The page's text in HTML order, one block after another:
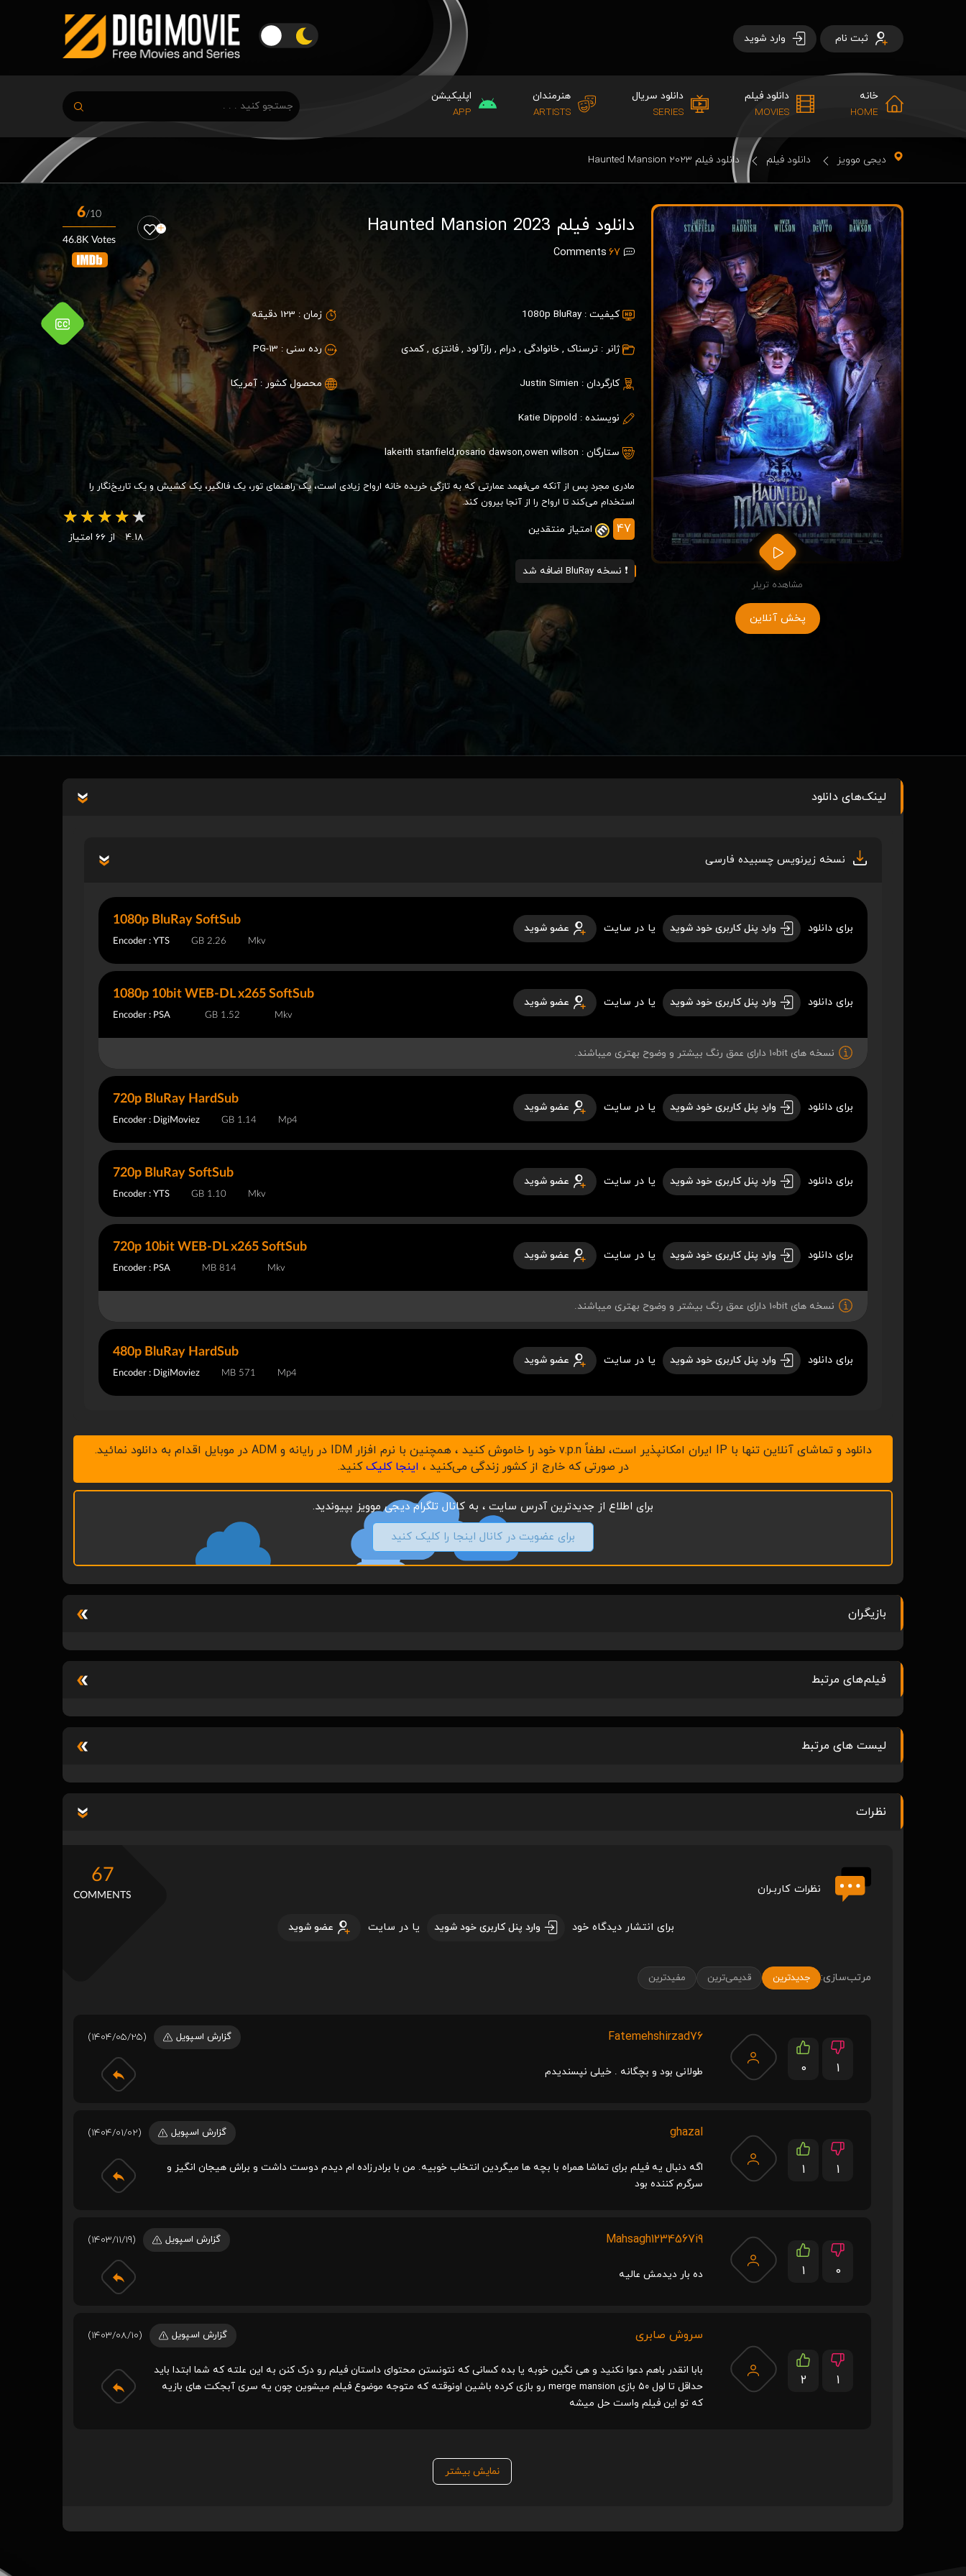
ثبت نام وارد شوید
خانه
HOME
دانلود فیلم
MOVIES
دانلود سریال
SERIES
هنرمندان
ARTISTS
اپلیکیشن
APP
دیجی موویز دانلود فیلم دانلود فیلم Haunted Mansion 2023
مشاهده تریلر
پخش آنلاین
6/10
46.8K Votes
دانلود فیلم Haunted Mansion 2023
67
Comments
کیفیت : 1080p BluRay زمان : 123 دقیقه
ژانر : ترسناک ,خانوادگی ,درام , رازآلود ,فانتزی ,کمدی رده سنی : PG-13
کارگردان : Justin Simien محصول کشور : آمریکا
نویسنده : Katie Dippold
ستارگان : lakeith stanfield,rosario dawson,owen wilson
مادری مجرد پس از آنکه می‌فهمد عمارتی که به تازگی خریده خانه ارواح زیادی است، یک راهنمای تور، یک فالگیر، یک کشیش و یک تاریخ‌نگار را
استخدام می‌کند تا ارواح را از آنجا بیرون کند.
47 امتیاز منتقدین
4.18 از 66 امتیاز
❗️ نسخه BluRay اضافه شد
لینک‌های دانلود
نسخه زیرنویس چسبیده فارسی
برای دانلود وارد پنل کاربری خود شوید یا در سایت عضو شوید
1080p BluRay SoftSub
Encoder : YTS 2.26 GB Mkv
برای دانلود وارد پنل کاربری خود شوید یا در سایت عضو شوید
1080p 10bit WEB-DL x265 SoftSub
Encoder : PSA 1.52 GB Mkv
نسخه های 10bit دارای عمق رنگ بیشتر و وضوح بهتری میباشند.
برای دانلود وارد پنل کاربری خود شوید یا در سایت عضو شوید
720p BluRay HardSub
Encoder : DigiMoviez 1.14 GB Mp4
برای دانلود وارد پنل کاربری خود شوید یا در سایت عضو شوید
720p BluRay SoftSub
Encoder : YTS 1.10 GB Mkv
برای دانلود وارد پنل کاربری خود شوید یا در سایت عضو شوید
720p 10bit WEB-DL x265 SoftSub
Encoder : PSA 814 MB Mkv
نسخه های 10bit دارای عمق رنگ بیشتر و وضوح بهتری میباشند.
برای دانلود وارد پنل کاربری خود شوید یا در سایت عضو شوید
480p BluRay HardSub
Encoder : DigiMoviez 571 MB Mp4
دانلود و تماشای آنلاین تنها با IP ایران امکانپذیر است، لطفاً v.p.n خود را خاموش کنید ، همچنین با نرم افزار IDM در رایانه و ADM در موبایل اقدام به دانلود نمائید.
در صورتی که خارج از کشور زندگی می‌کنید ، اینجا کلیککنید.
برای اطلاع از جدیدترین آدرس سایت ، به کانال تلگرام دیجی موویز بپیوندید.
برای عضویت در کانال اینجا را کلیک کنید
بازیگران
فیلم‌های مرتبط
لیست های مرتبط
نظرات
نظرات کاربـران
67
COMMENTS
برای انتشار دیدگاه خود وارد پنل کاربری خود شوید یا در سایت عضو شوید
مرتب‌سازی: جدیدترین قدیمی‌ترین مفیدترین
0 1
Fatemehshirzad76 گزارش اسپویل (1404/05/25)
طولانی بود و بچگانه . خیلی نپسندیدم
1 1
ghazal گزارش اسپویل (1404/01/02)
اگه دنبال یه فیلم برای تماشا همراه با بچه ها میگردین انتخاب خوبیه. من با برادرزاده ام دیدم دوست داشت و براش هیجان انگیز و
سرگرم کننده بود
1 0
Mahsagh1234567i9 گزارش اسپویل (1403/11/19)
ده بار دیدمش عالیه
2 1
سروش صابری گزارش اسپویل (1403/08/10)
بابا انقدر باهم دعوا نکنید و هی نگین خوبه یا بده کسانی که نتونستن محتوای داستان فیلم رو درک کنن به این علته که شما ابتدا باید
حداقل تا لول ۵۰ بازی merge mansion رو بازی کرده باشین اونوقته که متوجه موضوع فیلم میشوین چون یه سری آبجکت های بازیه
که تو این فیلم واست حل میشه
نمایش بیشتر